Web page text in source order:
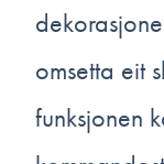
omsetta eit
funksjonen